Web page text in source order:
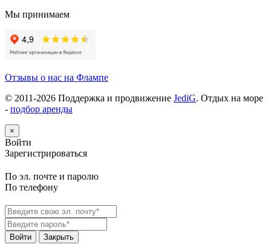
Мы принимаем
Отзывы о нас на Флампе
© 2011-2026 Поддержка и продвижение JediG. Отдых на море
- подбор аренды
×
Войти
Зарегистрироваться
По эл. почте и паролю
По телефону
Войти Закрыть